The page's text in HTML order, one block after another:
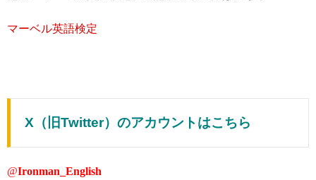
マーベル英語検定
X（旧Twitter）のアカウントはこちら
@Ironman_English